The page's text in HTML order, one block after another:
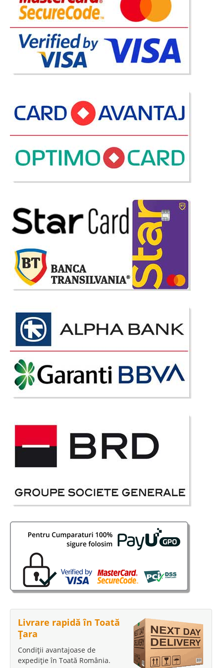
Dormitor Clasic alb Bastide - MDF si
Lemn stejar natur
Bastide Cu o linie de design curata o executie de calitate si un pret
avantajos dormitorul Bastide propune o amenajare eleganta a
dormitorului matrimonial. Frontoanele – borduri..
8.438 Lei
Adauga la Favorite
Livrare rapidă în Toată
Țara
Condiții avantajoase de
expediție în Toată România.